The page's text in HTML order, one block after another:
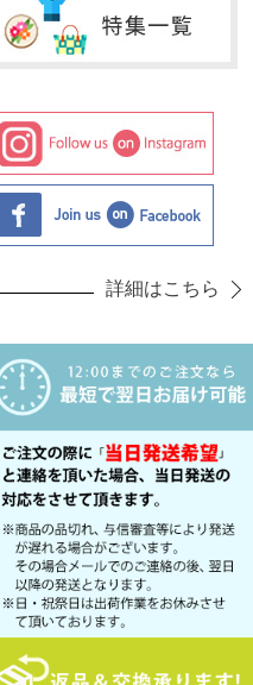
詳細はこちら